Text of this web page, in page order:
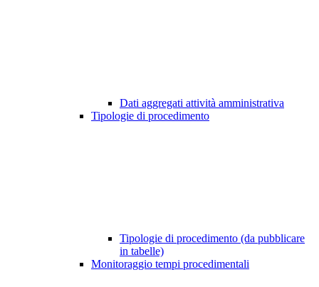
Dati aggregati attività amministrativa
Tipologie di procedimento
Tipologie di procedimento (da pubblicare
in tabelle)
Monitoraggio tempi procedimentali